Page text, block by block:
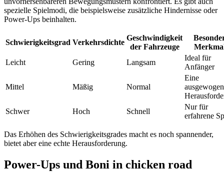
spezielle Spielmodi, die beispielsweise zusätzliche Hindernisse oder
Power-Ups beinhalten.
Schwierigkeitsgrad Verkehrsdichte
Geschwindigkeit
der Fahrzeuge
Leicht
Gering Langsam
Ideal für
Anfänger
Mittel Mäßig Normal
Eine
Schwer
Hoch Schnell
Nur für
erfahrene
Das Erhöhen des Schwierigkeitsgrades macht es noch spannender,
bietet aber eine echte Herausforderung.
Power-Ups und Boni in chicken road